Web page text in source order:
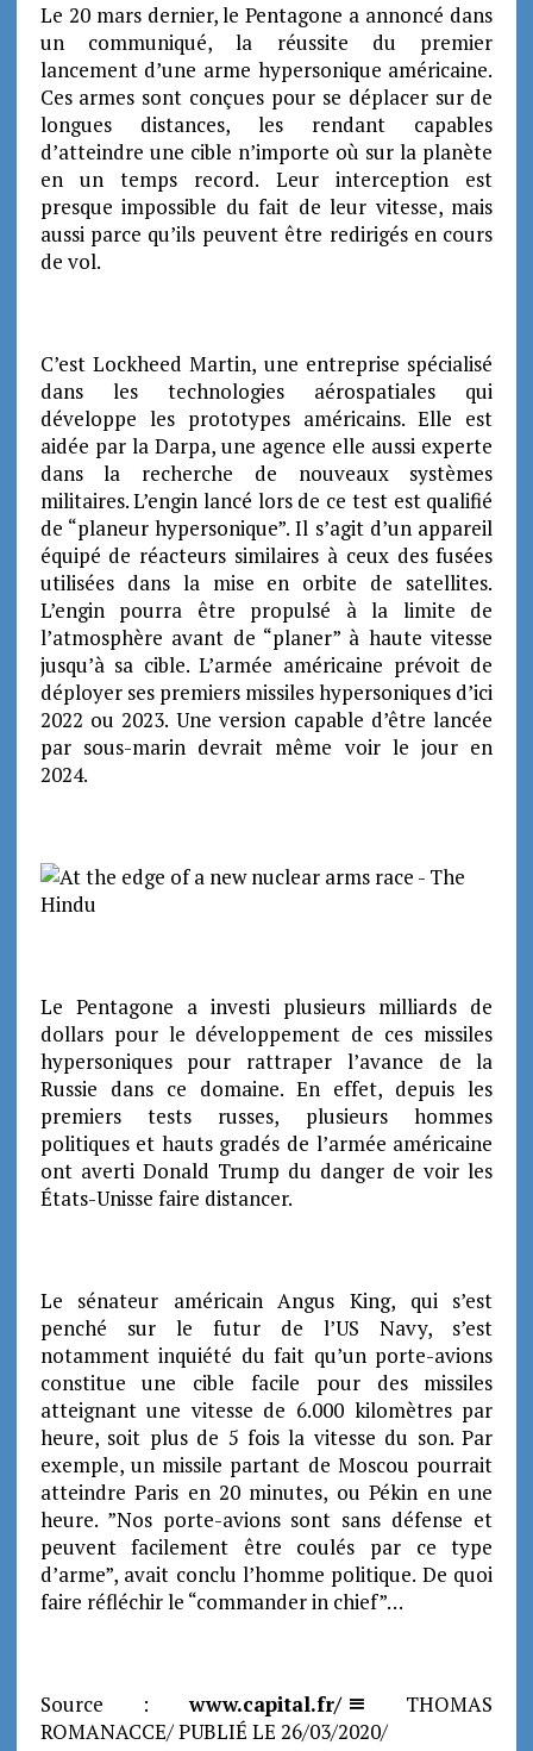
Le 20 mars dernier, le Pentagone a annoncé dans
un communiqué, la réussite du premier
lancement d’une arme hypersonique américaine.
Ces armes sont conçues pour se déplacer sur de
longues distances, les rendant capables
d’atteindre une cible n’importe où sur la planète
en un temps record. Leur interception est
presque impossible du fait de leur vitesse, mais
aussi parce qu’ils peuvent être redirigés en cours
de vol.
C’est Lockheed Martin, une entreprise spécialisé
dans les technologies aérospatiales qui
développe les prototypes américains. Elle est
aidée par la Darpa, une agence elle aussi experte
dans la recherche de nouveaux systèmes
militaires. L’engin lancé lors de ce test est qualifié
de “planeur hypersonique”. Il s’agit d’un appareil
équipé de réacteurs similaires à ceux des fusées
utilisées dans la mise en orbite de satellites.
L’engin pourra être propulsé à la limite de
l’atmosphère avant de “planer” à haute vitesse
jusqu’à sa cible. L’armée américaine prévoit de
déployer ses premiers missiles hypersoniques d’ici
2022 ou 2023. Une version capable d’être lancée
par sous-marin devrait même voir le jour en
2024.
Le Pentagone a investi plusieurs milliards de
dollars pour le développement de ces missiles
hypersoniques pour rattraper l’avance de la
Russie dans ce domaine. En effet, depuis les
premiers tests russes, plusieurs hommes
politiques et hauts gradés de l’armée américaine
ont averti Donald Trump du danger de voir les
États-Unisse faire distancer.
Le sénateur américain Angus King, qui s’est
penché sur le futur de l’US Navy, s’est
notamment inquiété du fait qu’un porte-avions
constitue une cible facile pour des missiles
atteignant une vitesse de 6.000 kilomètres par
heure, soit plus de 5 fois la vitesse du son. Par
exemple, un missile partant de Moscou pourrait
atteindre Paris en 20 minutes, ou Pékin en une
heure. ”Nos porte-avions sont sans défense et
peuvent facilement être coulés par ce type
d’arme”, avait conclu l’homme politique. De quoi
faire réfléchir le “commander in chief”…
Source :www.capital.fr/
THOMAS
ROMANACCE/ PUBLIÉ LE 26/03/2020/